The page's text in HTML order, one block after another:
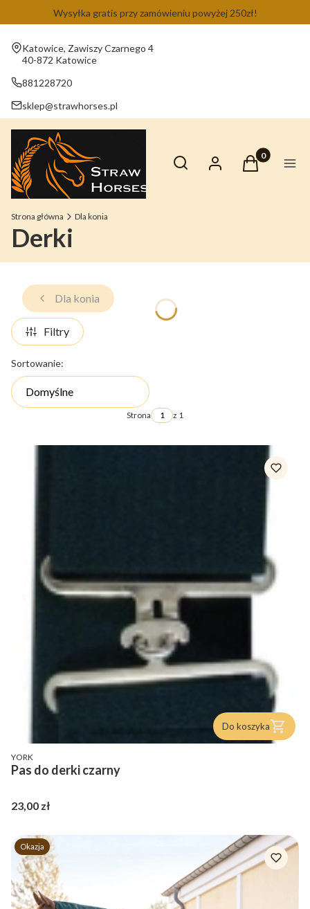
Wysyłka gratis przy zamówieniu powyżej 250zł!
Adres:
Katowice, Zawiszy Czarnego 4
40-872 Katowice
881228720
sklep@strawhorses.pl
Otwórz wyszukiwarkę
Szukaj Zaloguj sięProdukty w
Koszyk
Strona główna Dla konia
Derki
Dla konia
Filtry
Lista produktów
Sortowanie:
Domyślne
Strona z 1
Do koszyka
PRODUCENT
YORK
Pas do derki czarny
Cena
23,00 zł
Okazja